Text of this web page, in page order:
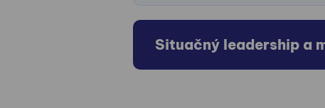
Situačný leadership a